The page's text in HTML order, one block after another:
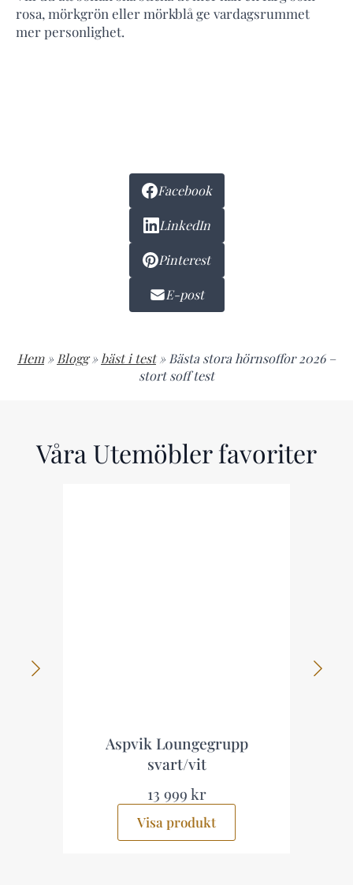
rosa, mörkgrön eller mörkblå ge vardagsrummet
mer personlighet.
Facebook
LinkedIn
Pinterest
E-post
Hem » Blogg » bäst i test » Bästa stora hörnsoffor 2026 –
stort soff test
Våra Utemöbler favoriter
Aspvik Loungegrupp
svart/vit
13 999 kr
Visa produkt